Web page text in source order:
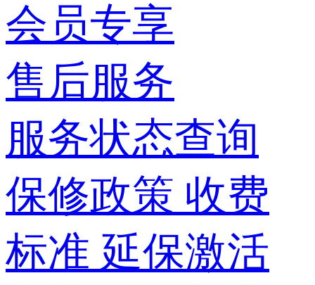
会员专享
售后服务
服务状态查询
保修政策 收费
标准 延保激活